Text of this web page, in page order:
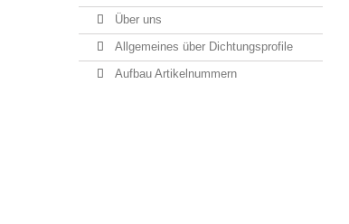
Über uns
Allgemeines über Dichtungsprofile
Aufbau Artikelnummern